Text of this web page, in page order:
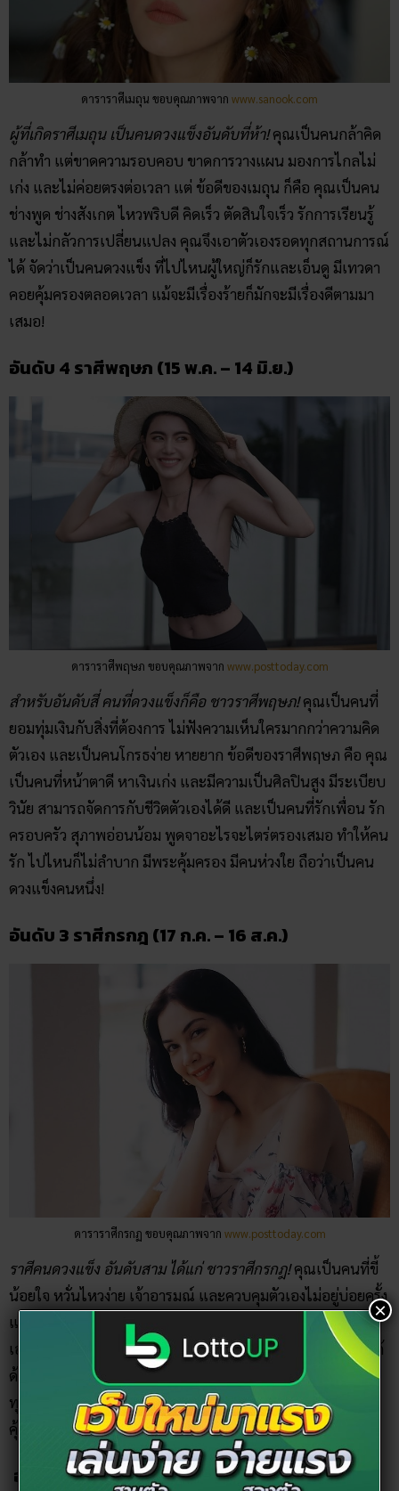
ดาราราศีเมถุน ขอบคุณภาพจาก www.sanook.com
ผู้ที่เกิดราศีเมถุน เป็นคนดวงแข็งอันดับที่ห้า!คุณเป็นคนกล้าคิด
กล้าทำ แต่ขาดความรอบคอบ ขาดการวางแผน มองการไกลไม่
เก่ง และไม่ค่อยตรงต่อเวลา แต่ ข้อดีของเมถุน ก็คือ คุณเป็นคน
ช่างพูด ช่างสังเกต ไหวพริบดี คิดเร็ว ตัดสินใจเร็ว รักการเรียนรู้
และไม่กลัวการเปลี่ยนแปลง คุณจึงเอาตัวเองรอดทุกสถานการณ์
ได้ จัดว่าเป็นคนดวงแข็ง ที่ไปไหนผู้ใหญ่ก็รักและเอ็นดู มีเทวดา
คอยคุ้มครองตลอดเวลา แม้จะมีเรื่องร้ายก็มักจะมีเรื่องดีตามมา
เสมอ!
อันดับ 4 ราศีพฤษภ (15 พ.ค. – 14 มิ.ย.)
ดาราราศีพฤษภ ขอบคุณภาพจาก www.posttoday.com
สำหรับอันดับสี่ คนที่ดวงแข็งก็คือ ชาวราศีพฤษภ!คุณเป็นคนที่
ยอมทุ่มเงินกับสิ่งที่ต้องการ ไม่ฟังความเห็นใครมากกว่าความคิด
ตัวเอง และเป็นคนโกรธง่าย หายยาก ข้อดีของราศีพฤษภ คือ คุณ
เป็นคนที่หน้าตาดี หาเงินเก่ง และมีความเป็นศิลปินสูง มีระเบียบ
วินัย สามารถจัดการกับชีวิตตัวเองได้ดี และเป็นคนที่รักเพื่อน รัก
ครอบครัว สุภาพอ่อนน้อม พูดจาอะไรจะไตร่ตรองเสมอ ทำให้คน
รัก ไปไหนก็ไม่ลำบาก มีพระคุ้มครอง มีคนห่วงใย ถือว่าเป็นคน
ดวงแข็งคนหนึ่ง!
อันดับ 3 ราศีกรกฎ (17 ก.ค. – 16 ส.ค.)
ดาราราศีกรกฏ ขอบคุณภาพจาก www.posttoday.com
ราศีคนดวงแข็ง อันดับสาม ได้แก่ ชาวราศีกรกฎ!คุณเป็นคนที่ขี้
น้อยใจ หวั่นไหวง่าย เจ้าอารมณ์ และควบคุมตัวเองไม่อยู่บ่อยครั้ง
แต่ จุดเด่นของราศีกรกฎ ก็คือ เป็นคนที่อ่อนหวาน น่ารัก ช่าง
เอาใจใส่ เก่งงานบ้านงานเรือน ยืนหยัดและต่อสู้ปัญหาต่าง ๆ ได้
ด้วยตัวเอง จึงทำให้ไปไหนก็จะไม่ลำบาก สามารถเอาตัวเองรอด
ทุกสถานการณ์ จึงจัดว่าเป็นคนดวงแข็ง ที่มีพญานาคคอย
คุ้มครอง ให้แคล้วคลาดปลอดภัยอยู่เสมอ!
อันดับ 2 ราศีสิงห์ (17 ส.ค. – 16 ก.ย.)
×